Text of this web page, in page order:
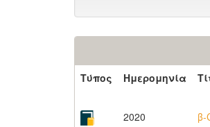
Τύπος
Ημερομηνία
2020
β-